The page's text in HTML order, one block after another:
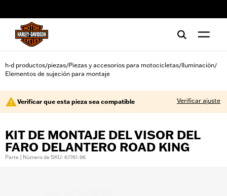
h-d productos/piezas/Piezas y accesorios para motocicletas/Iluminación/
Elementos de sujeción para montaje
Verificar que esta pieza sea compatible Verificar ajuste
KIT DE MONTAJE DEL VISOR DEL
FARO DELANTERO ROAD KING
Parte | Número de SKU: 67761-96